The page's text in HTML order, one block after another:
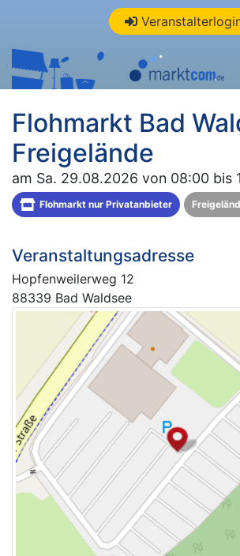
Flohmarkt Bad
Freigelände
am Sa. 29.08.2026 von 08:00 bis
Flohmarkt nur Privatanbieter
Veranstaltungsadresse
Hopfenweilerweg 12
88339 Bad Waldsee